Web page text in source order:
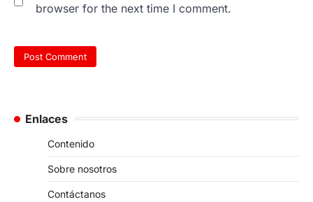
browser for the next time I comment.
Enlaces
Contenido
Sobre nosotros
Contáctanos